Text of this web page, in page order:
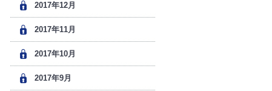
2017年12月
2017年11月
2017年10月
2017年9月